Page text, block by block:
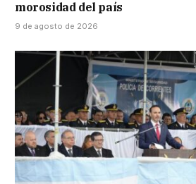
morosidad del país
9 de agosto de 2026